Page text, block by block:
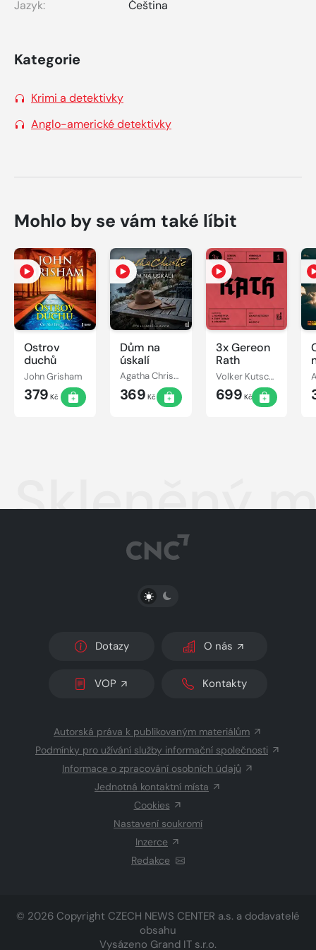
Jazyk: Čeština
Kategorie
Krimi a detektivky
Anglo-americké detektivky
Mohlo by se vám také líbit
Ostrov
duchů
John Grisham
379 Kč
Dům na
úskalí
Agatha Christie
369 Kč
3x Gereon
Rath
Volker Kutscher
699 Kč
Skleněný
PŘEPNOUT SVĚTLÝ/TMAVÝ REŽIM
Dotazy O nás
VOP Kontakty
Autorská práva k publikovaným materiálům
Podmínky pro užívání služby informační společnosti
Informace o zpracování osobních údajů
Jednotná kontaktní místa
Cookies
Nastavení soukromí
Inzerce
Redakce
© 2026 Copyright CZECH NEWS CENTER a.s. a dodavatelé
obsahu
Vysázeno Grand IT s.r.o.